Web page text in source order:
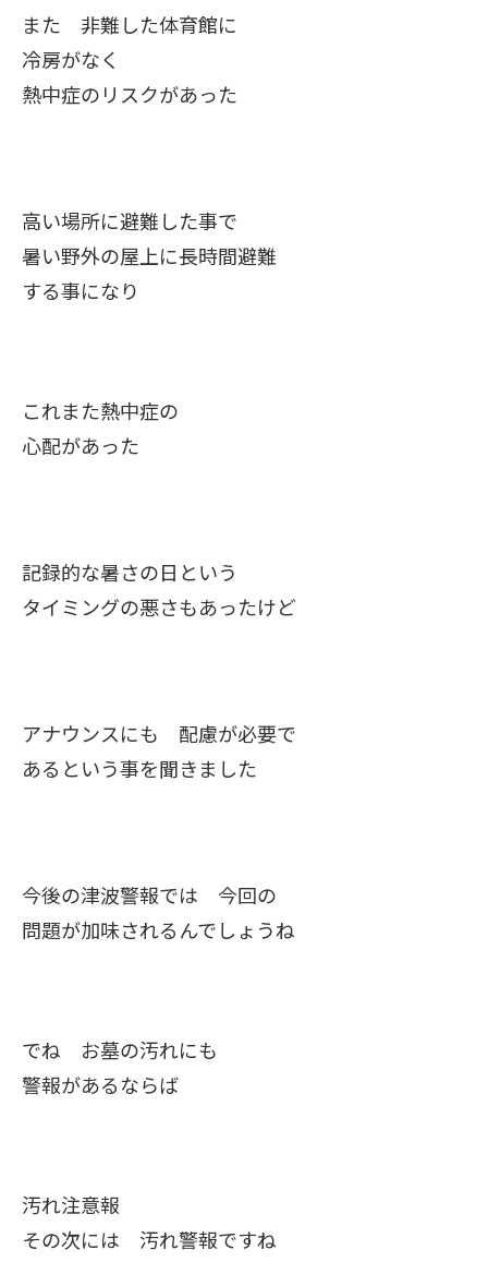
また 非難した体育館に
冷房がなく
熱中症のリスクがあった
高い場所に避難した事で
暑い野外の屋上に長時間避難
する事になり
これまた熱中症の
心配があった
記録的な暑さの日という
タイミングの悪さもあったけど
アナウンスにも 配慮が必要で
あるという事を聞きました
今後の津波警報では 今回の
問題が加味されるんでしょうね
でね お墓の汚れにも
警報があるならば
汚れ注意報
その次には 汚れ警報ですね